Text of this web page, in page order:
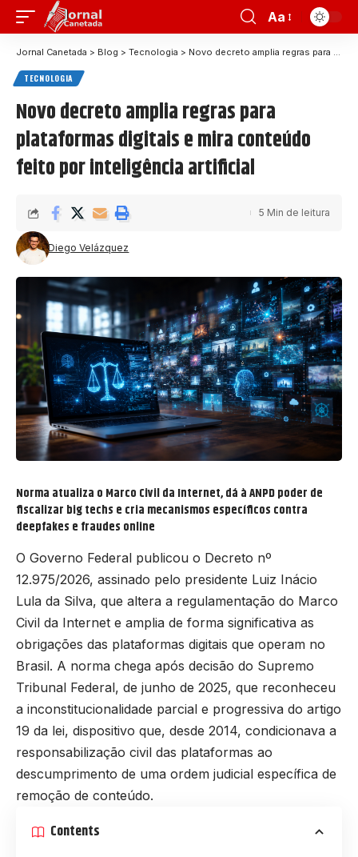
Aa
Jornal Canetada > Blog > Tecnologia > Novo decreto amplia regras para plataformas digitais e mira conteúdo feito por inteligência artificial
TECNOLOGIA
Novo decreto amplia regras para
plataformas digitais e mira conteúdo
feito por inteligência artificial
Diego Velázquez
5 Min de leitura
Norma atualiza o Marco Civil da Internet, dá à ANPD poder de
fiscalizar big techs e cria mecanismos específicos contra
deepfakes e fraudes online
O Governo Federal publicou o Decreto nº
12.975/2026, assinado pelo presidente Luiz Inácio
Lula da Silva, que altera a regulamentação do Marco
Civil da Internet e amplia de forma significativa as
obrigações das plataformas digitais que operam no
Brasil. A norma chega após decisão do Supremo
Tribunal Federal, de junho de 2025, que reconheceu
a inconstitucionalidade parcial e progressiva do artigo
19 da lei, dispositivo que, desde 2014, condicionava a
responsabilização civil das plataformas ao
descumprimento de uma ordem judicial específica de
remoção de conteúdo.
Contents